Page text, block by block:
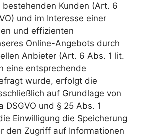
bestehenden Kunden (Art. 6
und im Interesse einer
und effizienten
Online-Angebots durch
Anbieter (Art. 6 Abs. 1 lit.
eine entsprechende
wurde, erfolgt die
auf Grundlage von
DSGVO und § 25 Abs. 1
Einwilligung die Speicherung
den Zugriff auf Informationen